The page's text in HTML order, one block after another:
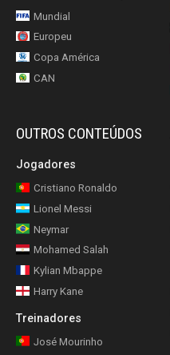
Mundial
Europeu
Copa América
CAN
OUTROS CONTEÚDOS
Jogadores
Cristiano Ronaldo
Lionel Messi
Neymar
Mohamed Salah
Kylian Mbappe
Harry Kane
Treinadores
José Mourinho